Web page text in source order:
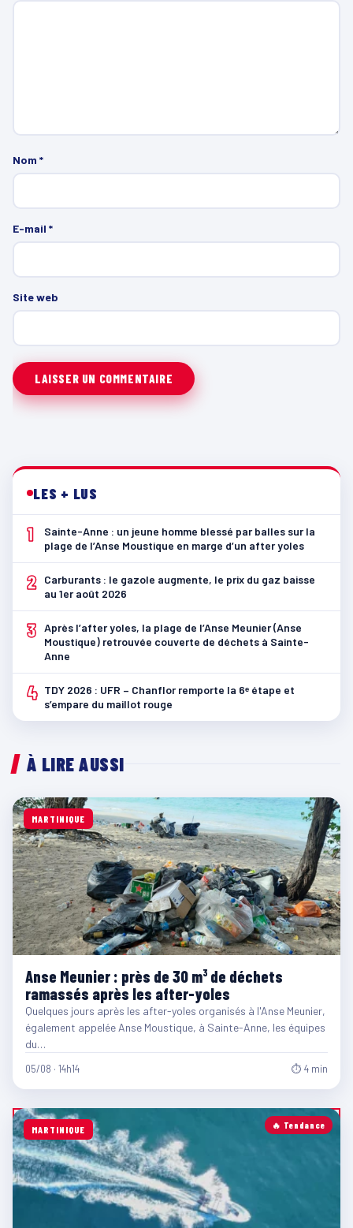
Nom *
E-mail *
Site web
LES + LUS
1
Sainte-Anne : un jeune homme blessé par balles sur la
plage de l’Anse Moustique en marge d’un after yoles
2
Carburants : le gazole augmente, le prix du gaz baisse
au 1er août 2026
3 Après l’after yoles, la plage de l’Anse Meunier (Anse
Moustique) retrouvée couverte de déchets à Sainte-
Anne
4 TDY 2026 : UFR – Chanflor remporte la 6ᵉ étape et
s’empare du maillot rouge
À LIRE AUSSI
MARTINIQUE
Anse Meunier : près de 30 m³ de déchets
ramassés après les after-yoles
Quelques jours après les after-yoles organisés à l'Anse Meunier,
également appelée Anse Moustique, à Sainte-Anne, les équipes
du…
05/08 · 14h14 ⏱ 4 min
🔥 Tendance
MARTINIQUE